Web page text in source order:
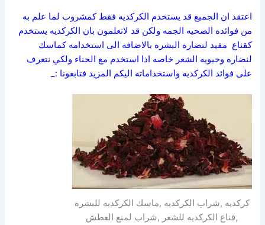
اعتقد ان الجميع قد يستخدم الكركديه فقط كمشروب لما علم به
من فوائده الصحيه الجمه ولكن قد لاتعلمون بان الكركديه يستخدم
كقناع مفيد لنضاره البشره بالاضافه الى استخدامه كماسك
لنضاره وحيويه الشعر خاصه اذا استخدم مع الحناء ولكي نتعرف
على فوائد الكركديه واستخداماته اليكم المزيد فتابعونا :_
كركديه ,شراب الكركديه ,ماسك الكركديه للبشره
,قناع الكركديه للشعر ,شراب لمنع العطش